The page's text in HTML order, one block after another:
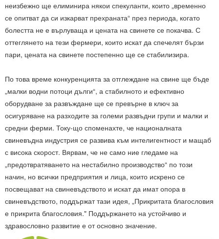
неизбежно ще елиминира някои спекуланти, които „временно
се опитват да си изкарват прехраната“ през периода, когато
болестта не е върлуваща и цената на свинете се покачва. С
оттеглянето на тези фермери, които искат да спечелят бързи
пари, цената на свинете постепенно ще се стабилизира.
По това време конкуренцията за отглеждане на свине ще бъде
„малки водни потоци дълги“, а стабилното и ефективно
оборудване за развъждане ще се превърне в ключ за
осигуряване на разходите за големи развъдни групи и малки и
средни ферми. Току-що споменахте, че националната
свиневъдна индустрия се развива към интелигентност и мащаб
с висока скорост. Вярвам, че не само ние гледаме на
„предотвратяването на нестабилно производство“ по този
начин, но всички предприятия и лица, които искрено се
посвещават на свиневъдството и искат да имат опора в
свиневъдството, поддържат тази идея, „Прикритата благословия
е прикрита благословия." Поддържането на устойчиво и
здравословно развитие е от основно значение.